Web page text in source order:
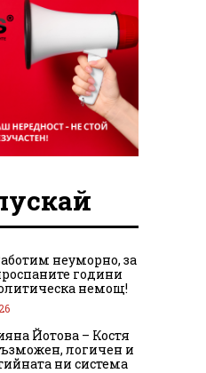
неуморно, за
години
немощ!
Йотова – Костя
логичен и
ни система